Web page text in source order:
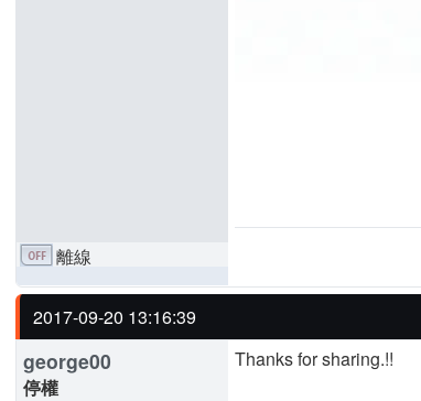
離線
2017-09-20 13:16:39
george00
停權
Thanks for sharing.!!